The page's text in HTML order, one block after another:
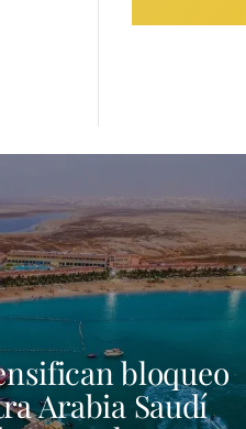
bloqueo
Arabia Saudí